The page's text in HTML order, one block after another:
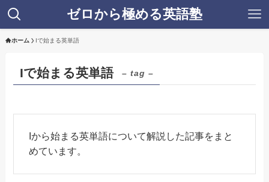
ゼロから極める英語塾
ホーム Iで始まる英単語
Iで始まる英単語 – tag –
Iから始まる英単語について解説した記事をまと
めています。